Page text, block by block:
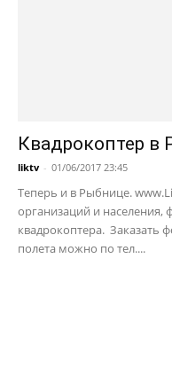
Квадрокоптер в
liktv - 01/06/2017 23:45
Теперь и в Рыбнице.
организаций и населения,
квадрокоптера. Заказать
полета можно по тел....